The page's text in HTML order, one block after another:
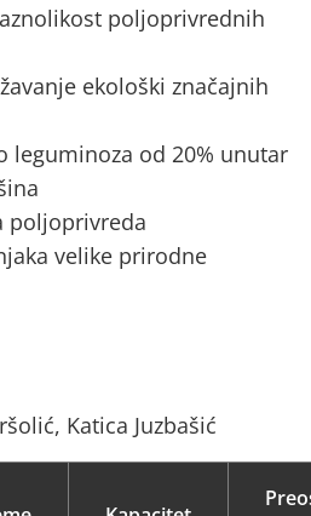
poljoprivrednih
ekološki značajnih
leguminoza od 20% unutar
poljoprivreda
velike prirodne
Katica Juzbašić